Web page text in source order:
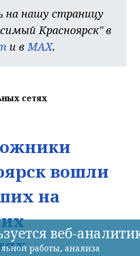
на нашу страницу
Красноярск" в
и в MAX.
сетях
вошли
на
веб-
работы, анализа